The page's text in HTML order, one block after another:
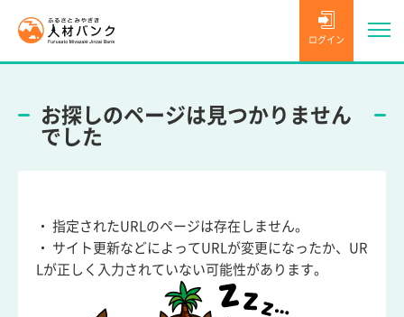
ログイン
お探しのページは見つかりません
でした
・ 指定されたURLのページは存在しません。
・ サイト更新などによってURLが変更になったか、UR
Lが正しく入力されていない可能性があります。